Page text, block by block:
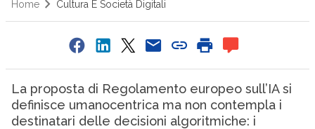
Home Cultura E Società Digitali
La proposta di Regolamento europeo sull’IA si
definisce umanocentrica ma non contempla i
destinatari delle decisioni algoritmiche: i